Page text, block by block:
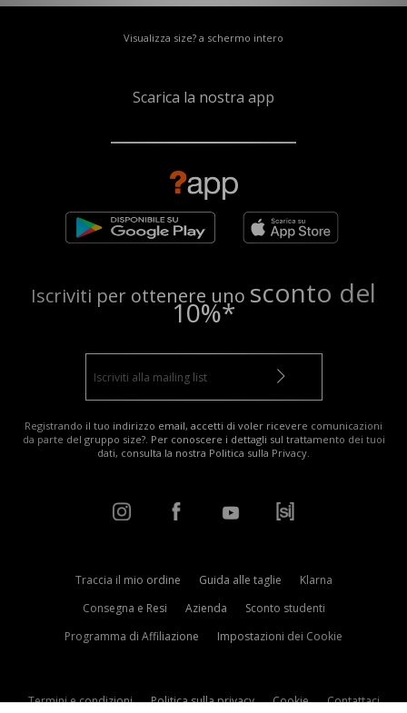
Visualizza size? a schermo intero
Scarica la nostra app
Iscriviti per ottenere uno sconto del
10%*
Registrando il tuo indirizzo email, accetti di voler ricevere comunicazioni
da parte del gruppo size?. Per conoscere i dettagli sul trattamento dei tuoi
dati, consulta la nostra Politica sulla Privacy.
Traccia il mio ordine Guida alle taglie
Klarna
Consegna e Resi
Azienda
Sconto studenti
Programma di Affiliazione
Impostazioni dei Cookie
Termini e condizioni Politica sulla privacy Cookie Contattaci